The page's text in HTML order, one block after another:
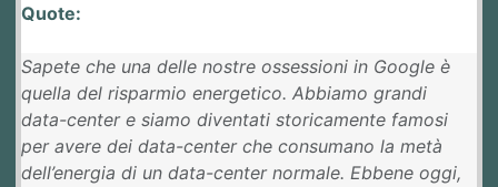
Quote:
Sapete che una delle nostre ossessioni in Google è
quella del risparmio energetico. Abbiamo grandi
data-center e siamo diventati storicamente famosi
per avere dei data-center che consumano la metà
dell’energia di un data-center normale. Ebbene oggi,